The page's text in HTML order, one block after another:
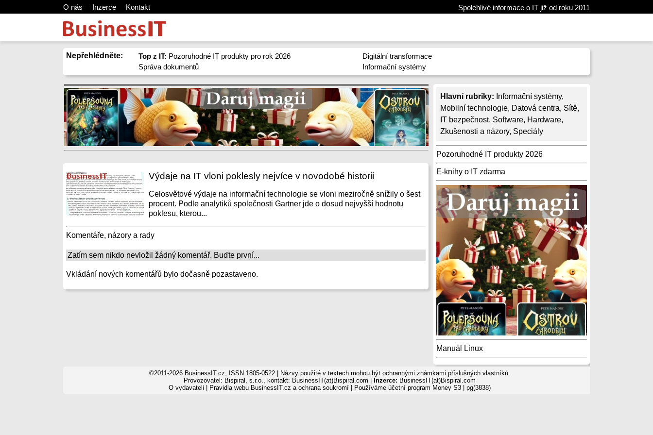
O nás Inzerce Kontakt Spolehlivé informace o IT již od roku 2011
Nepřehlédněte: Top z IT: Pozoruhodné IT produkty pro rok 2026
Správa dokumentů
Digitální transformace
Informační systémy
Hlavní rubriky: Informační systémy,
Mobilní technologie, Datová centra, Sítě,
IT bezpečnost, Software, Hardware,
Zkušenosti a názory, Speciály
Pozoruhodné IT produkty 2026
E-knihy o IT zdarma
Manuál Linux
Výdaje na IT vloni poklesly nejvíce v novodobé historii
Celosvětové výdaje na informační technologie se vloni meziročně snížily o šest
procent. Podle analytiků společnosti Gartner jde o dosud nejvyšší hodnotu
poklesu, kterou...
Komentáře, názory a rady
Zatím sem nikdo nevložil žádný komentář. Buďte první...
Vkládání nových komentářů bylo dočasně pozastaveno.
©2011-2026 BusinessIT.cz, ISSN 1805-0522 | Názvy použité v textech mohou být ochrannými známkami příslušných vlastníků.
Provozovatel: Bispiral, s.r.o., kontakt: BusinessIT(at)Bispiral.com |
Inzerce: BusinessIT(at)Bispiral.com
O vydavateli
Pravidla webu BusinessIT.cz a ochrana soukromí| Používáme účetní program Money S3| pg(3838)